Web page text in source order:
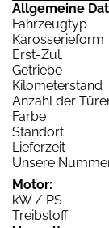
Allgemeine
Fahrzeugtyp
Karosserieform
Erst-Zul.
Getriebe
Kilometerstand
Anzahl der
Farbe
Standort
Lieferzeit
Unsere
Motor:
kW / PS
Treibstoff